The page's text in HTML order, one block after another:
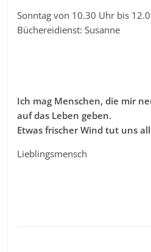
Sonntag von 10.30 Uhr bis
Büchereidienst: Susanne
Ich mag Menschen, die mir
auf das Leben geben.
Etwas frischer Wind tut uns
Lieblingsmensch